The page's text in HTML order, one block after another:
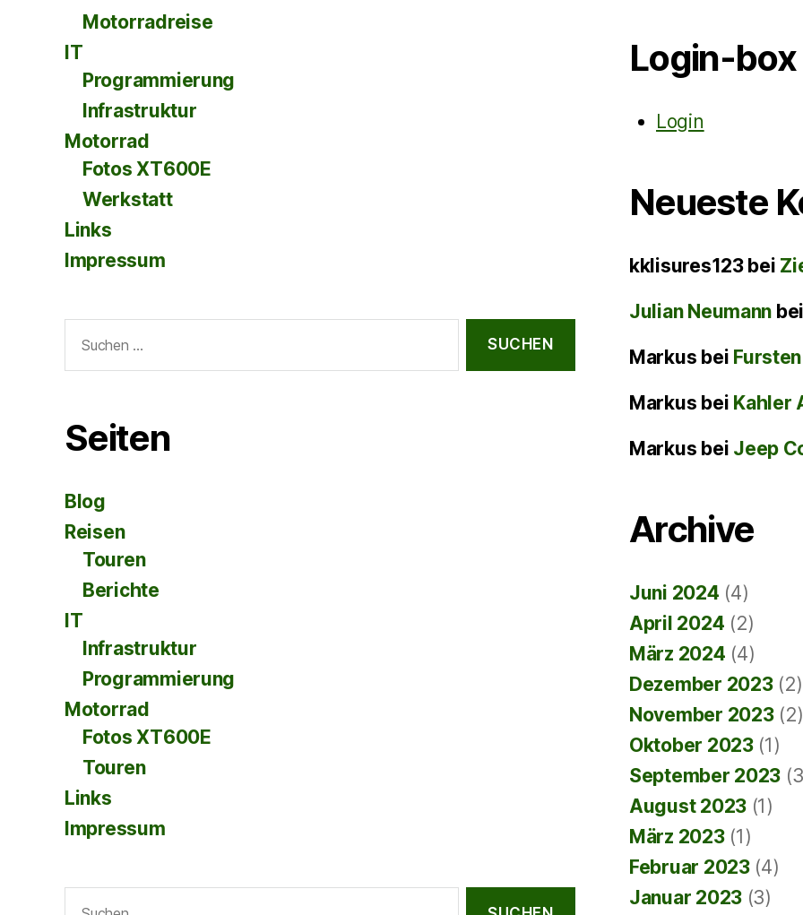
Motorradreise
IT
Programmierung
Infrastruktur
Motorrad
Fotos XT600E
Werkstatt
Links
Impressum
nach:
Seiten
Blog
Reisen
Touren
Berichte
IT
Infrastruktur
Programmierung
Motorrad
Fotos XT600E
Touren
Links
Impressum
Login-box
Login
Neueste
kklisures123bei
Julian Neumann
Markus bei
Markus bei Kahler
Markus bei Jeep
Archive
Juni 2024 (4)
April 2024 (2)
März 2024 (4)
Dezember 2023(2)
November 2023(2)
Oktober 2023(1)
September 2023
August 2023 (1)
März 2023(1)
Februar 2023(4)
Januar 2023 (3)